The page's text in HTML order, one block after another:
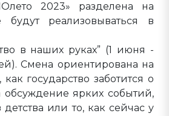
2023» разделена на
будут реализовываться в
в наших руках” (1 июня -
Смена ориентирована на
государство заботится о
обсуждение ярких событий,
или то, как сейчас у